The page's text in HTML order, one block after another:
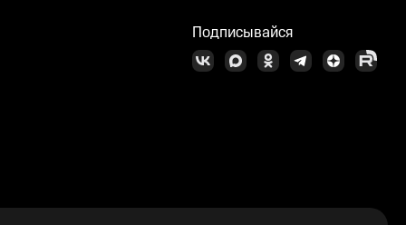
Подписывайся